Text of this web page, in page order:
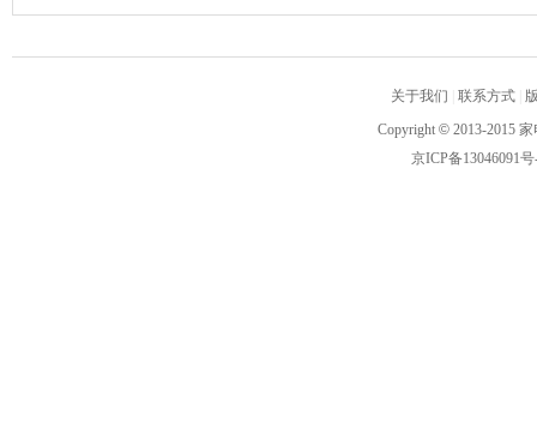
关于我们 联系方式
Copyright © 2013-2015
京ICP备13046091号